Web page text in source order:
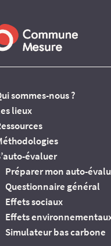
sommes-nous ?
lieux
évaluer
Préparer mon auto-
Questionnaire général
Effets sociaux
Effets
Simulateur bas carbone